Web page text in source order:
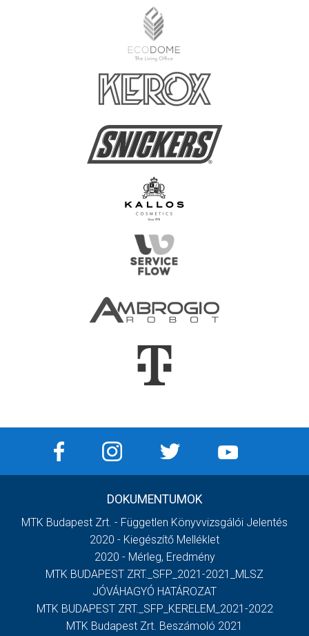
DOKUMENTUMOK
MTK Budapest Zrt. - Független Könyvvizsgálói Jelentés
2020 - Kiegészítő Melléklet
2020 - Mérleg, Eredmény
MTK BUDAPEST ZRT._SFP_2021-2021_MLSZ
JÓVÁHAGYÓ HATÁROZAT
MTK BUDAPEST ZRT._SFP_KERELEM_2021-2022
MTK Budapest Zrt. Beszámoló 2021